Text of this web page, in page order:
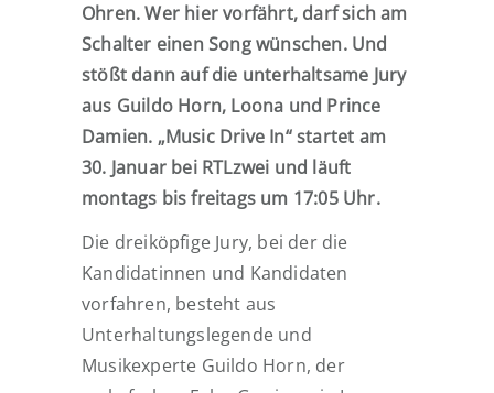
Ohren. Wer hier vorfährt, darf sich am
Schalter einen Song wünschen. Und
stößt dann auf die unterhaltsame Jury
aus Guildo Horn, Loona und Prince
Damien. „Music Drive In“ startet am
30. Januar bei RTLzwei und läuft
montags bis freitags um 17:05 Uhr.
Die dreiköpfige Jury, bei der die
Kandidatinnen und Kandidaten
vorfahren, besteht aus
Unterhaltungslegende und
Musikexperte Guildo Horn, der